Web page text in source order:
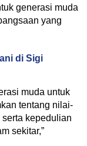
generasi muda
yang
di Sigi
muda untuk
tentang nilai-
kepedulian
sekitar,”